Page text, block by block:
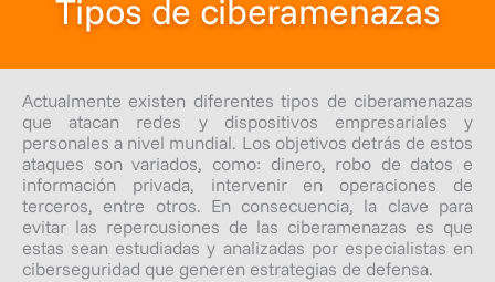
Tipos de ciberamenazas
Actualmente existen diferentes tipos de ciberamenazas
que atacan redes y dispositivos empresariales y
personales a nivel mundial. Los objetivos detrás de estos
ataques son variados, como: dinero, robo de datos e
información privada, intervenir en operaciones de
terceros, entre otros. En consecuencia, la clave para
evitar las repercusiones de las ciberamenazas es que
estas sean estudiadas y analizadas por especialistas en
ciberseguridad que generen estrategias de defensa.